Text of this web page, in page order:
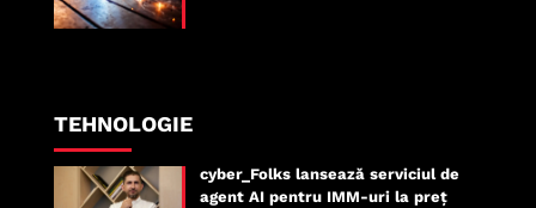
TEHNOLOGIE
cyber_Folks lansează serviciul de
agent AI pentru IMM-uri la preț